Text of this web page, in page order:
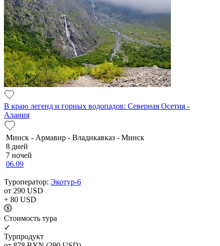
В краю легенд и горных водопадов: Северная Осетия -
Алания
Минск - Армавир - Владикавказ - Минск
8 дней
7 ночей
06.09
Туроператор: Экотур-6
от 290 USD
+ 80 USD
Cтоимость тура
✓
Турпродукт